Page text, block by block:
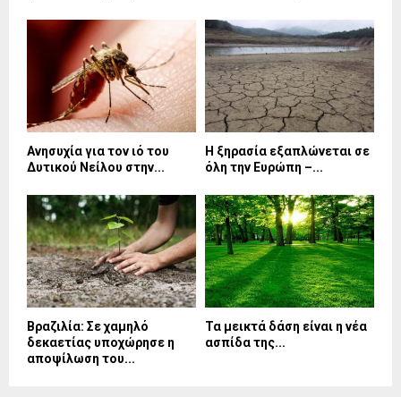
Ανησυχία για τον ιό του
Δυτικού Νείλου στην...
Η ξηρασία εξαπλώνεται σε
όλη την Ευρώπη –...
Βραζιλία: Σε χαμηλό
δεκαετίας υποχώρησε η
αποψίλωση του...
Τα μεικτά δάση είναι η νέα
ασπίδα της...